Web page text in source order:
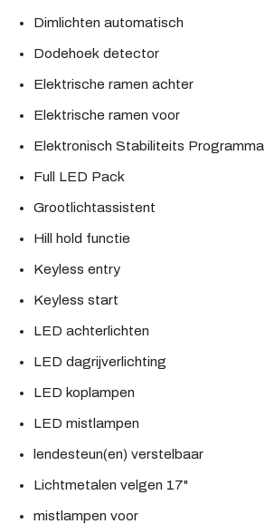
Dimlichten automatisch
Dodehoek detector
Elektrische ramen achter
Elektrische ramen voor
Elektronisch Stabiliteits Programma
Full LED Pack
Grootlichtassistent
Hill hold functie
Keyless entry
Keyless start
LED achterlichten
LED dagrijverlichting
LED koplampen
LED mistlampen
lendesteun(en) verstelbaar
Lichtmetalen velgen 17"
mistlampen voor